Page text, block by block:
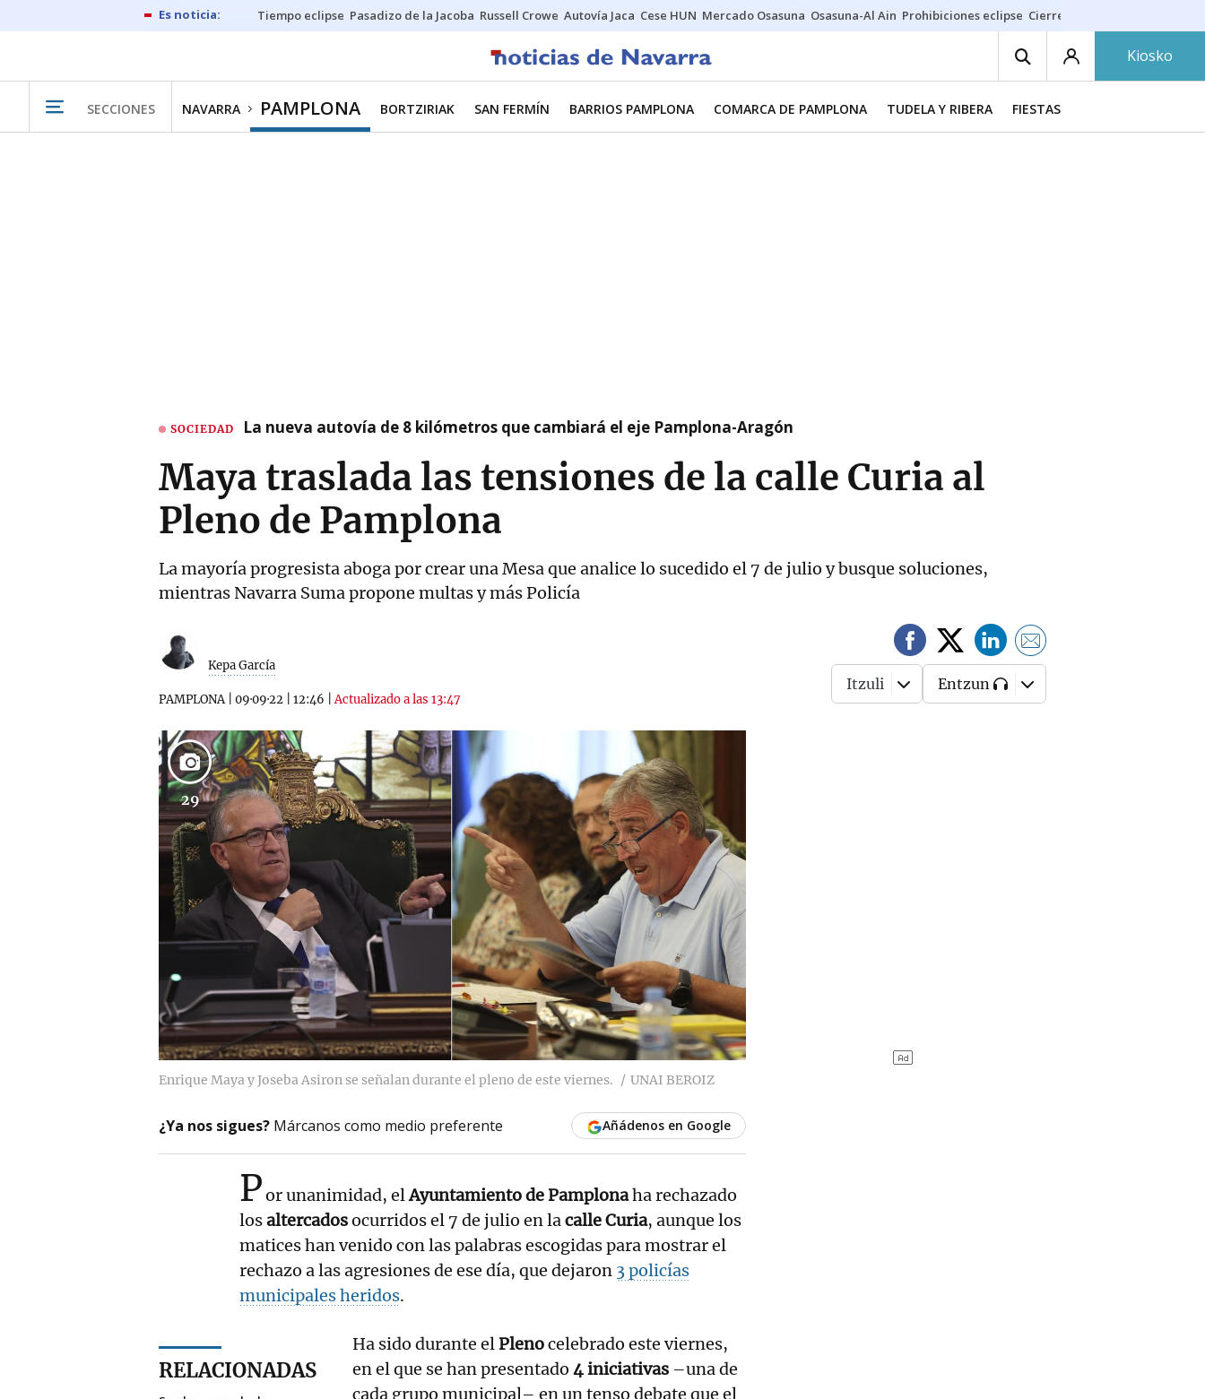
Tiempo eclipse Pasadizo de la Jacoba Russell Crowe Autovía Jaca Cese HUN Mercado Osasuna Osasuna-Al Ain Prohibiciones eclipse Cierre cosmética
Kiosko
SECCIONES NAVARRA PAMPLONA BORTZIRIAK SAN FERMÍN BARRIOS PAMPLONA COMARCA DE PAMPLONA TUDELA Y RIBERA FIESTAS
SOCIEDAD La nueva autovía de 8 kilómetros que cambiará el eje Pamplona-Aragón
Maya traslada las tensiones de la calle Curia al
Pleno de Pamplona
La mayoría progresista aboga por crear una Mesa que analice lo sucedido el 7 de julio y busque soluciones,
mientras Navarra Suma propone multas y más Policía
Kepa García
PAMPLONA| 09·09·22 12:46 |Actualizado a las 13:47
Itzuli Entzun
29
Enrique Maya y Joseba Asiron se señalan durante el pleno de este viernes. UNAI BEROIZ
¿Ya nos sigues? Márcanos como medio preferente Añádenos en Google
Por unanimidad, elAyuntamiento de Pamplonaha rechazado
losaltercadosocurridos el 7 de julio en lacalle Curia, aunque los
matices han venido con las palabras escogidas para mostrar el
rechazo a las agresiones de ese día, que dejaron 3 policías
municipales heridos.
RELACIONADAS
Ha sido durante elPlenocelebrado este viernes,
en el que se han presentado4 iniciativas –una de
cada grupo municipal– en un tenso debate que el